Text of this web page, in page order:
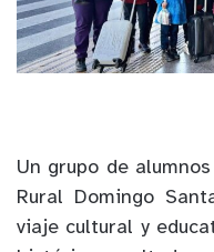
Un grupo de
Rural Domingo
viaje cultural y